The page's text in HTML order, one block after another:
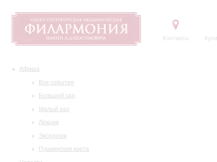
Контакты
Афиша
Все события
Большой зал
Малый зал
Лекции
Экскурсии
Пушкинская карта